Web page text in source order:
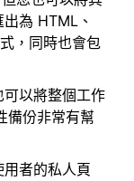
為 HTML、
，同時也會包
以將整個工作
備份非常有幫
者的私人頁